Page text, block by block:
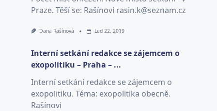
Praze. Těší se: Rašínovi rasin.k@seznam.cz
Dana Rašínová Led 22, 2019
Interní setkání redakce se zájemcem o
exopolitiku – Praha – ...
Interní setkání redakce se zájemcem o
exopolitiku. Téma: exopolitika obecně.
Rašínovi